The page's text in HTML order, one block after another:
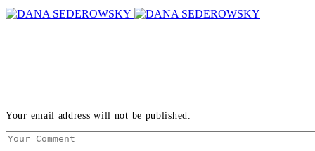
Your email address will not be published.